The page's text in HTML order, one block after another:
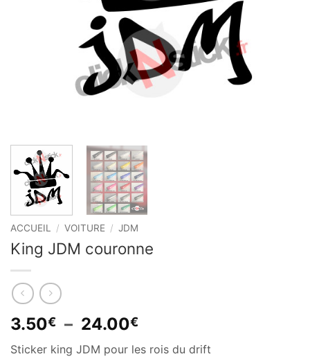
ACCUEIL / VOITURE / JDM
King JDM couronne
3.50€ – 24.00€Plage
prix :
Sticker king JDM pour les rois du drift